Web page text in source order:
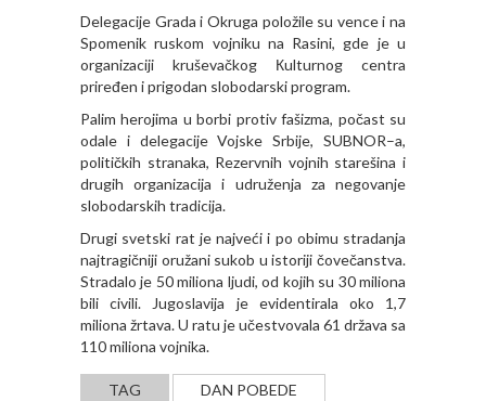
Delegacije Grada i Okruga položile su vence i na
Spomenik ruskom vojniku na Rasini, gde je u
organizaciji kruševačkog Кulturnog centra
priređen i prigodan slobodarski program.
Palim herojima u borbi protiv fašizma, počast su
odale i delegacije Vojske Srbije, SUBNOR–a,
političkih stranaka, Rezervnih vojnih starešina i
drugih organizacija i udruženja za negovanje
slobodarskih tradicija.
Drugi svetski rat je najveći i po obimu stradanja
najtragičniji oružani sukob u istoriji čovečanstva.
Stradalo je 50 miliona ljudi, od kojih su 30 miliona
bili civili. Jugoslavija je evidentirala oko 1,7
miliona žrtava. U ratu je učestvovala 61 država sa
110 miliona vojnika.
TAG
DAN POBEDE